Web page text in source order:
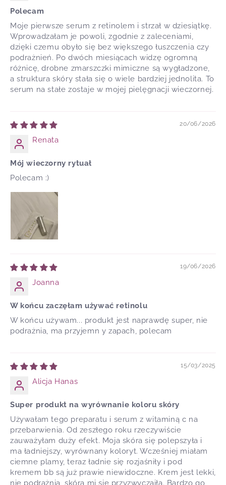
Polecam
Moje pierwsze serum z retinolem i strzał w dziesiątkę.
Wprowadzałam je powoli, zgodnie z zaleceniami,
dzięki czemu obyło się bez większego łuszczenia czy
podrażnień. Po dwóch miesiącach widzę ogromną
różnicę, drobne zmarszczki mimiczne są wygładzone,
a struktura skóry stała się o wiele bardziej jednolita. To
serum na stałe zostaje w mojej pielęgnacji wieczornej.
20/06/2026
Renata
Mój wieczorny rytuał
Polecam :)
19/06/2026
Joanna
W końcu zaczęłam używać retinolu
W końcu używam... produkt jest naprawdę super, nie
podrażnia, ma przyjemn y zapach, polecam
15/03/2025
Alicja Hanas
Super produkt na wyrównanie koloru skóry
Używałam tego preparatu i serum z witaminą c na
przebarwienia. Od zeszłego roku rzeczywiście
zauważyłam duży efekt. Moja skóra się polepszyła i
ma ładniejszy, wyrównany koloryt. Wcześniej miałam
ciemne plamy, teraz ładnie się rozjaśniły i pod
kremem bb są już prawie niewidoczne. Krem jest lekki,
nie podrażnia, skóra mi się przyzwyczaiła. Bardzo go